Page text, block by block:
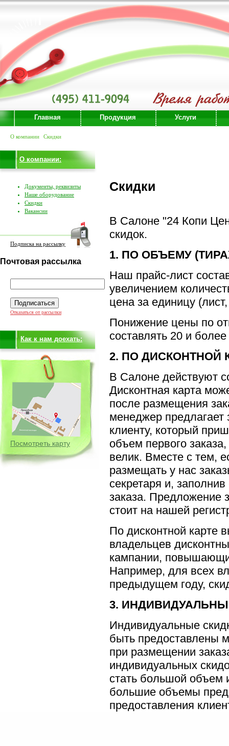
Главная Продукция Услуги
О компании Скидки
О компании:
Документы, реквизиты
Наше оборудование
Скидки
Вакансии
Подписка на рассылку
Почтовая рассылка
Отказаться от рассылки
Как к нам доехать:
Посмотреть карту
Скидки
В Салоне "24 Копи
скидок.
1. ПО ОБЪЕМУ
Наш прайс-лист
увеличением
цена за единицу
Понижение цены по
составлять 20 и
2. ПО ДИСКОНТНОЙ
В Салоне действуют
Дисконтная карта
после размещения
менеджер предлагает
клиенту, который
объем первого
велик. Вместе с тем,
размещать у нас
секретаря и,
заказа. Предложение
стоит на нашей
По дисконтной карте
владельцев
кампании,
Например, для всех
предыдущем году,
3.
Индивидуальные
быть предоставлены
при размещении
индивидуальных
стать большой объем
большие объемы
предоставления